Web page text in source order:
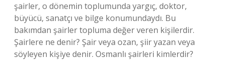
şairler, o dönemin toplumunda yargıç, doktor,
büyücü, sanatçı ve bilge konumundaydı. Bu
bakımdan şairler topluma değer veren kişilerdir.
Şairlere ne denir? Şair veya ozan, şiir yazan veya
söyleyen kişiye denir. Osmanlı şairleri kimlerdir?